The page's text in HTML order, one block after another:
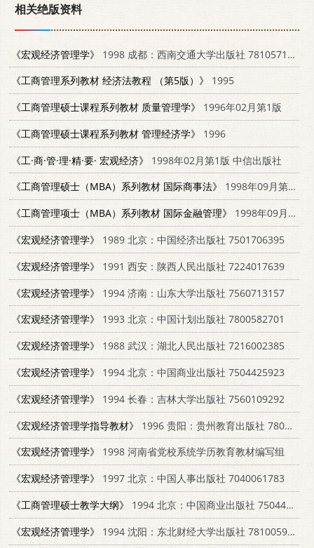
相关绝版资料
《宏观经济管理学》
1998 成都：西南交通大学出版社 7810571397
《工商管理系列教材 经济法教程 （第5版）》
1995
《工商管理硕士课程系列教材 质量管理学》
1996年02月第1版
《工商管理硕士课程系列教材 管理经济学》
1996
《工·商·管·理·精·要· 宏观经济》
1998年02月第1版 中信出版社
《工商管理硕士（MBA）系列教材 国际商事法》
1998年09月第1版 大连理工大学出版社
《工商管理项士（MBA）系列教材 国际金融管理》
1998年09月第1版 中国统计出版社
《宏观经济管理学》
1989 北京：中国经济出版社 7501706395
《宏观经济管理学》
1991 西安：陕西人民出版社 7224017639
《宏观经济管理学》
1994 济南：山东大学出版社 7560713157
《宏观经济管理学》
1993 北京：中国计划出版社 7800582701
《宏观经济管理学》
1988 武汉：湖北人民出版社 7216002385
《宏观经济管理学》
1994 北京：中国商业出版社 7504425923
《宏观经济管理学》
1994 长春：吉林大学出版社 7560109292
《宏观经济管理学指导教材》
1996 贵阳：贵州教育出版社 7805837465
《宏观经济管理学》
1998 河南省党校系统学历教育教材编写组
《宏观经济管理学》
1997 北京：中国人事出版社 7040061783
《工商管理硕士教学大纲》
1994 北京：中国商业出版社 7504428620
《宏观经济管理学》
1994 沈阳：东北财经大学出版社 781005967X